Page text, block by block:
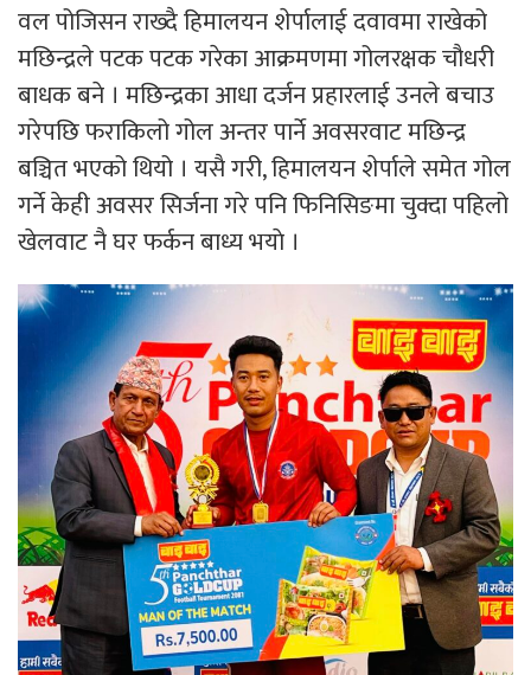
वल पोजिसन राख्दै हिमालयन शेर्पालाई दवावमा राखेको
मछिन्द्रले पटक पटक गरेका आक्रमणमा गोलरक्षक चौधरी
बाधक बने । मछिन्द्रका आधा दर्जन प्रहारलाई उनले बचाउ
गरेपछि फराकिलो गोल अन्तर पार्ने अवसरवाट मछिन्द्र
बञ्चित भएको थियो । यसै गरी, हिमालयन शेर्पाले समेत गोल
गर्ने केही अवसर सिर्जना गरे पनि फिनिसिङमा चुक्दा पहिलो
खेलवाट नै घर फर्कन बाध्य भयाे ।